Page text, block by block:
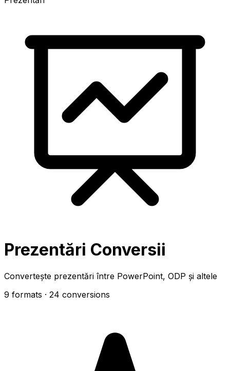
Prezentări Conversii
Convertește prezentări între PowerPoint, ODP și altele
9 formats · 24 conversions